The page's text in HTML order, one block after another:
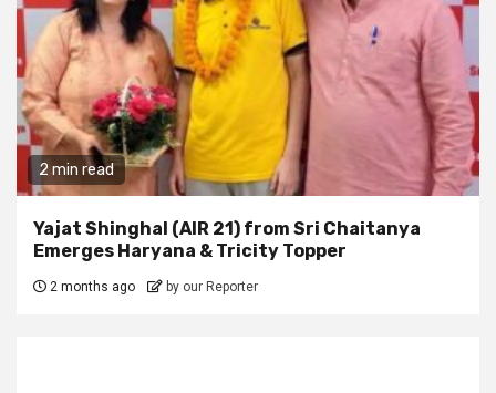
2 min read
Yajat Shinghal (AIR 21) from Sri Chaitanya
Emerges Haryana & Tricity Topper
2 months ago by our Reporter